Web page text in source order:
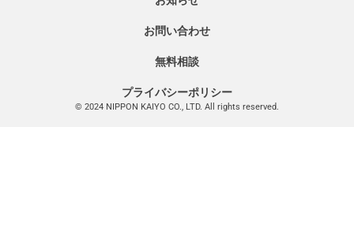
お問い合わせ
無料相談
プライバシーポリシー
© 2024 NIPPON KAIYO CO., LTD. All rights reserved.